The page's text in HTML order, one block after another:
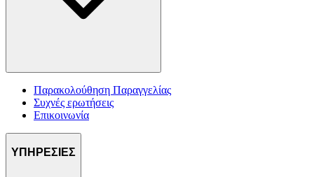
Παρακολούθηση Παραγγελίας
Συχνές ερωτήσεις
Επικοινωνία
ΥΠΗΡΕΣΙΕΣ